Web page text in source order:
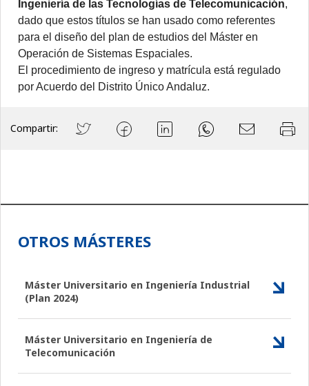
Ingeniería de las Tecnologías de Telecomunicación,
dado que estos títulos se han usado como referentes
para el diseño del plan de estudios del Máster en
Operación de Sistemas Espaciales.
El procedimiento de ingreso y matrícula está regulado
por Acuerdo del Distrito Único Andaluz.
Compartir:
OTROS MÁSTERES
Máster Universitario en Ingeniería Industrial
(Plan 2024)
Máster Universitario en Ingeniería de
Telecomunicación